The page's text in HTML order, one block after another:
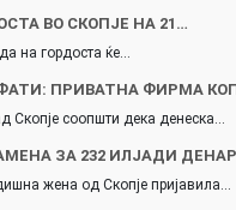
ВО СКОПЈЕ НА 21…
на гордоста ќе…
ПРИВАТНА ФИРМА
Скопје соопшти дека денеска…
ЗА 232 ИЛЈАДИ
жена од Скопје пријавила…